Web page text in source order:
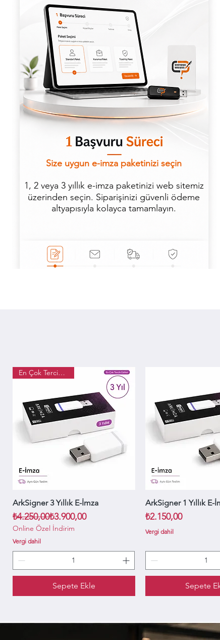
Size uygun e-imza paketinizi seçin
1, 2 veya 3 yıllık e-imza paketinizi web sitemiz
üzerinden seçin. Siparişinizi güvenli ödeme
altyapısıyla kolayca tamamlayın.
Hızlı Bakış
En Çok Tercih edilen
ArkSigner 3 Yıllık E-İmza
Normal Fiyat
₺4.250,00
İndirimli Fiyat₺3.900,00
Online Özel İndirim
Vergi dahil
Sepete Ekle
Hızlı
ArkSigner 1 Yıllık E-
Fiyat
₺2.150,00
Vergi dahil
Sepete